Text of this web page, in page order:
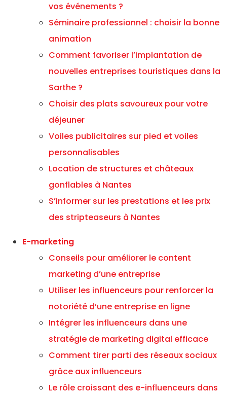
vos événements ?
Séminaire professionnel : choisir la bonne
animation
Comment favoriser l’implantation de
nouvelles entreprises touristiques dans la
Sarthe ?
Choisir des plats savoureux pour votre
déjeuner
Voiles publicitaires sur pied et voiles
personnalisables
Location de structures et châteaux
gonflables à Nantes
S’informer sur les prestations et les prix
des stripteaseurs à Nantes
E-marketing
Conseils pour améliorer le content
marketing d’une entreprise
Utiliser les influenceurs pour renforcer la
notoriété d’une entreprise en ligne
Intégrer les influenceurs dans une
stratégie de marketing digital efficace
Comment tirer parti des réseaux sociaux
grâce aux influenceurs
Le rôle croissant des e-influenceurs dans